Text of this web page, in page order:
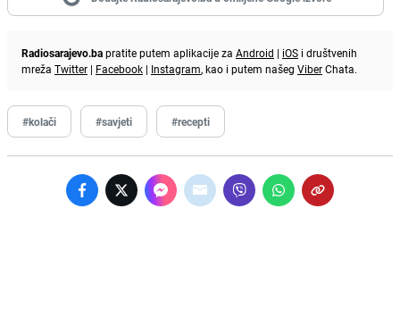
Radiosarajevo.bapratite putem aplikacije za Android | iOS i društvenih
mreža Twitter | Facebook | Instagram, kao i putem našeg ViberChata.
#kolači #savjeti #recepti